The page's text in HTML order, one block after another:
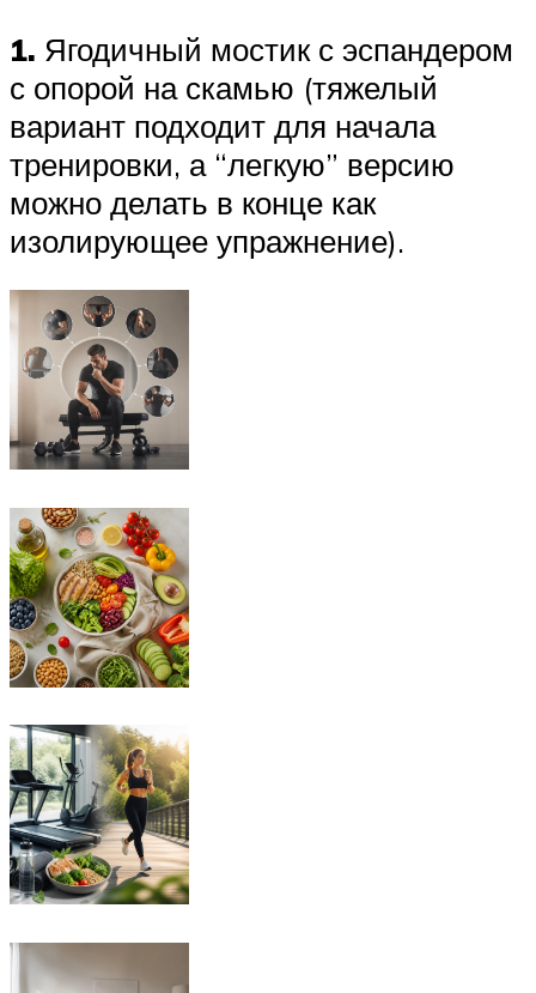
1. Ягодичный мостик с эспандером
с опорой на скамью (тяжелый
вариант подходит для начала
тренировки, а “легкую” версию
можно делать в конце как
изолирующее упражнение).